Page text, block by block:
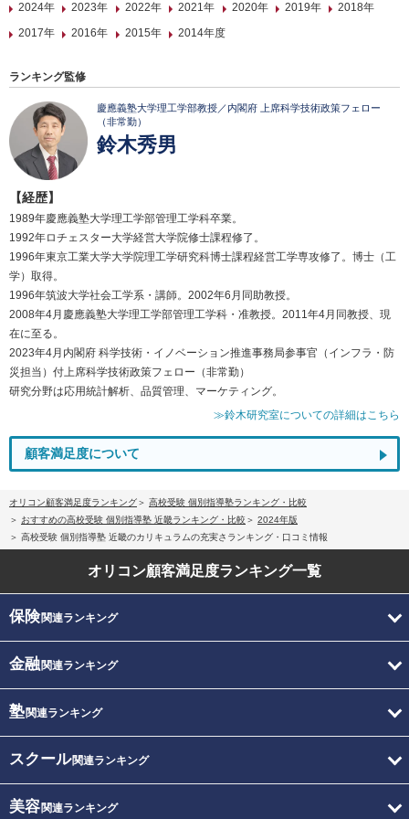
2024年
2023年 2022年 2021年 2020年 2019年
2018年
2017年
2016年 2015年 2014年度
ランキング監修
慶應義塾大学理工学部教授／内閣府 上席科学技術政策フェロー
（非常勤）
鈴木秀男
【経歴】
1989年慶應義塾大学理工学部管理工学科卒業。
1992年ロチェスター大学経営大学院修士課程修了。
1996年東京工業大学大学院理工学研究科博士課程経営工学専攻修了。博士（工
学）取得。
1996年筑波大学社会工学系・講師。2002年6月同助教授。
2008年4月慶應義塾大学理工学部管理工学科・准教授。2011年4月同教授、現
在に至る。
2023年4月内閣府 科学技術・イノベーション推進事務局参事官（インフラ・防
災担当）付上席科学技術政策フェロー（非常勤）
研究分野は応用統計解析、品質管理、マーケティング。
≫鈴木研究室についての詳細はこちら
顧客満足度について
オリコン顧客満足度ランキング
高校受験 個別指導塾ランキング・比較
おすすめの高校受験 個別指導塾 近畿ランキング・比較
2024年版
高校受験 個別指導塾 近畿のカリキュラムの充実さランキング・口コミ情報
オリコン顧客満足度ランキング一覧
保険関連ランキング
金融関連ランキング
塾関連ランキング
スクール関連ランキング
美容関連ランキング